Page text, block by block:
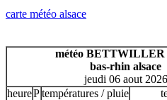
villes
F
G
H
I J K L M
N
carte météo alsace
météo BETTWILLER
bas-rhin alsace
jeudi 06 aout 2026
heurePtempératures / pluie